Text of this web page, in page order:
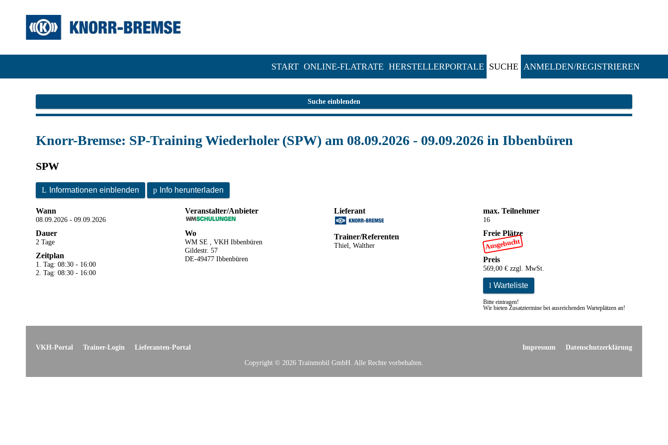
START ONLINE-FLATRATE HERSTELLERPORTALE SUCHE ANMELDEN/REGISTRIEREN
Suche einblenden
Knorr-Bremse: SP-Training Wiederholer (SPW) am 08.09.2026 - 09.09.2026 in Ibbenbüren
SPW
L Informationen einblenden p Info herunterladen
Wann
08.09.2026 - 09.09.2026
Dauer
2 Tage
Zeitplan
1. Tag: 08:30 - 16:00
2. Tag: 08:30 - 16:00
Veranstalter/Anbieter
Wo
WM SE , VKH Ibbenbüren
Gildestr. 57
DE-49477 Ibbenbüren
Lieferant
Trainer/Referenten
Thiel, Walther
max. Teilnehmer
16
Freie Plätze
Ausgebucht
Preis
569,00 € zzgl. MwSt.
l Warteliste
Bitte eintragen!
Wir bieten Zusatztermine bei ausreichenden Warteplätzen an!
VKH-Portal Trainer-Login Lieferanten-Portal Impressum
Datenschutzerklärung
Copyright © 2026 Trainmobil GmbH. Alle Rechte vorbehalten.